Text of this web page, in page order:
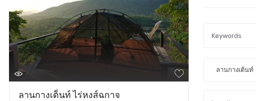
ลานกางเต้นท์
ลานกางเต็นท์ ไร่หงส์ฉกาจ